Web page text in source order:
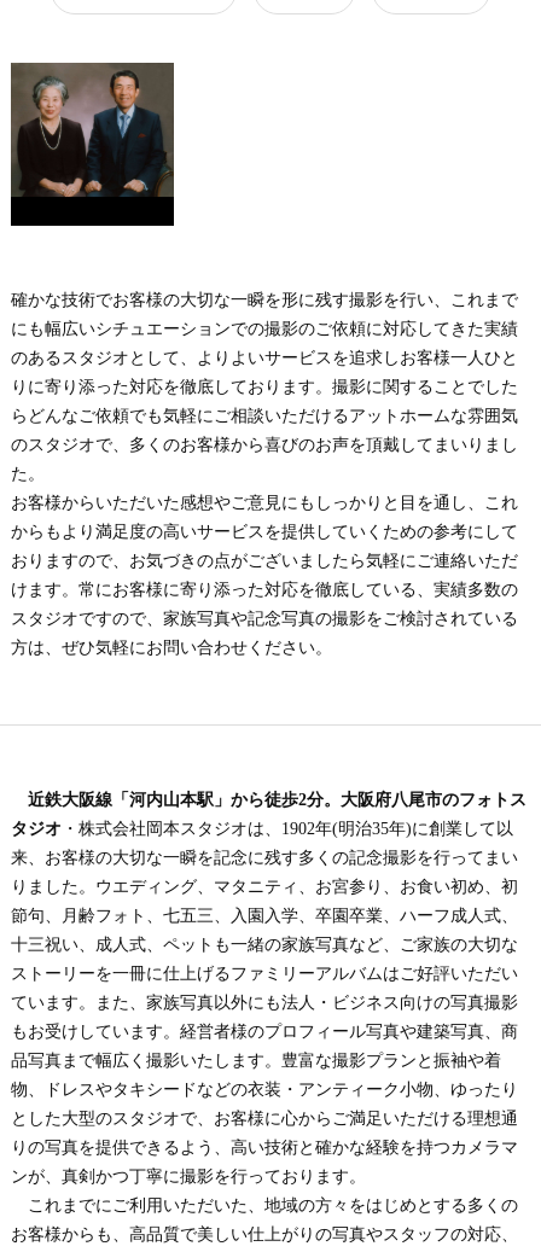
確かな技術でお客様の大切な一瞬を形に残す撮影を行い、これまで
にも幅広いシチュエーションでの撮影のご依頼に対応してきた実績
のあるスタジオとして、よりよいサービスを追求しお客様一人ひと
りに寄り添った対応を徹底しております。撮影に関することでした
らどんなご依頼でも気軽にご相談いただけるアットホームな雰囲気
のスタジオで、多くのお客様から喜びのお声を頂戴してまいりまし
た。
お客様からいただいた感想やご意見にもしっかりと目を通し、これ
からもより満足度の高いサービスを提供していくための参考にして
おりますので、お気づきの点がございましたら気軽にご連絡いただ
けます。常にお客様に寄り添った対応を徹底している、実績多数の
スタジオですので、家族写真や記念写真の撮影をご検討されている
方は、ぜひ気軽にお問い合わせください。
近鉄大阪線「河内山本駅」から徒歩2分。大阪府八尾市のフォトス
タジオ ・株式会社岡本スタジオは、1902年(明治35年)に創業して以
来、お客様の大切な一瞬を記念に残す多くの記念撮影を行ってまい
りました。ウエディング、マタニティ、お宮参り、お食い初め、初
節句、月齢フォト、七五三、入園入学、卒園卒業、ハーフ成人式、
十三祝い、成人式、ペットも一緒の家族写真など、ご家族の大切な
ストーリーを一冊に仕上げるファミリーアルバムはご好評いただい
ています。また、家族写真以外にも法人・ビジネス向けの写真撮影
もお受けしています。経営者様のプロフィール写真や建築写真、商
品写真まで幅広く撮影いたします。豊富な撮影プランと振袖や着
物、ドレスやタキシードなどの衣装・アンティーク小物、ゆったり
とした大型のスタジオで、お客様に心からご満足いただける理想通
りの写真を提供できるよう、高い技術と確かな経験を持つカメラマ
ンが、真剣かつ丁寧に撮影を行っております。
これまでにご利用いただいた、地域の方々をはじめとする多くの
お客様からも、高品質で美しい仕上がりの写真やスタッフの対応、